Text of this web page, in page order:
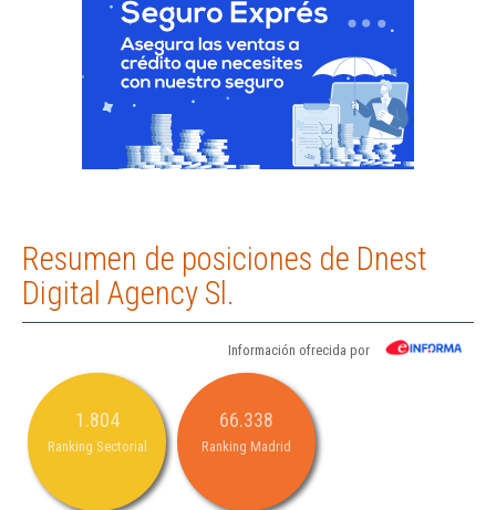
Resumen de posiciones de Dnest
Digital Agency Sl.
Información ofrecida por
1.804
Ranking Sectorial
66.338
Ranking Madrid